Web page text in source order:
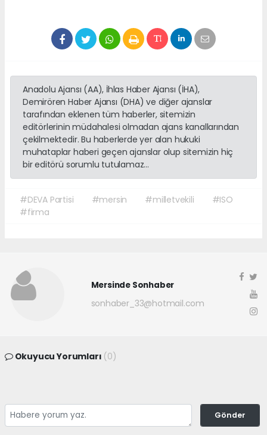
Anadolu Ajansı (AA), İhlas Haber Ajansı (İHA),
Demirören Haber Ajansı (DHA) ve diğer ajanslar
tarafından eklenen tüm haberler, sitemizin
editörlerinin müdahalesi olmadan ajans kanallarından
çekilmektedir. Bu haberlerde yer alan hukuki
muhataplar haberi geçen ajanslar olup sitemizin hiç
bir editörü sorumlu tutulamaz...
#DEVA Partisi #mersin #milletvekili
#ISO
#firma
Mersinde Sonhaber
sonhaber_33@hotmail.com
Okuyucu Yorumları (0)
Gönder